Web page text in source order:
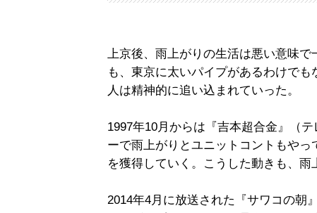
上京後、雨上がりの生活は悪い意味
も、東京に太いパイプがあるわけで
人は精神的に追い込まれていった。
1997年10月からは『吉本超合金』（
ーで雨上がりとユニットコントもや
を獲得していく。こうした動きも、雨
2014年4月に放送された『サワコの朝